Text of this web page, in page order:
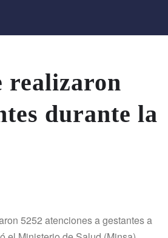
realizaron
durante la
5252 atenciones a gestantes a